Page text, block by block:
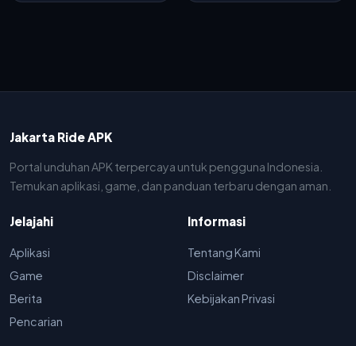
Jakarta Ride APK
Portal unduhan APK terpercaya untuk pengguna Indonesia.
Temukan aplikasi, game, dan panduan terbaru dengan aman.
Jelajahi
Aplikasi
Game
Berita
Pencarian
Informasi
Tentang Kami
Disclaimer
Kebijakan Privasi